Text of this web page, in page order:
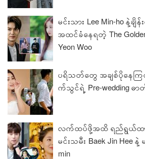
မင်းသား Lee Min-ho နဲ့
အထင်ခံနေရတဲ့ The
Yeon Woo
ပရိသတ်တွေ အချစ်ပိုနေက
က်သွင်ရဲ့ Pre-wedding ဓာ
လက်ထပ်ဖို့အထိ ရည်ရွယ်ထား
မင်းသမီး Baek Jin Hee နဲ့
min